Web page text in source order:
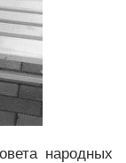
народных